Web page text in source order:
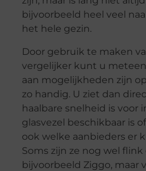
bijvoorbeeld heel veel
het hele gezin.
Door gebruik te maken
vergelijker kunt u
aan mogelijkheden zijn
zo handig. U ziet dan
haalbare snelheid is voor
glasvezel beschikbaar is
ook welke aanbieders er
Soms zijn ze nog wel
bijvoorbeeld Ziggo, maar